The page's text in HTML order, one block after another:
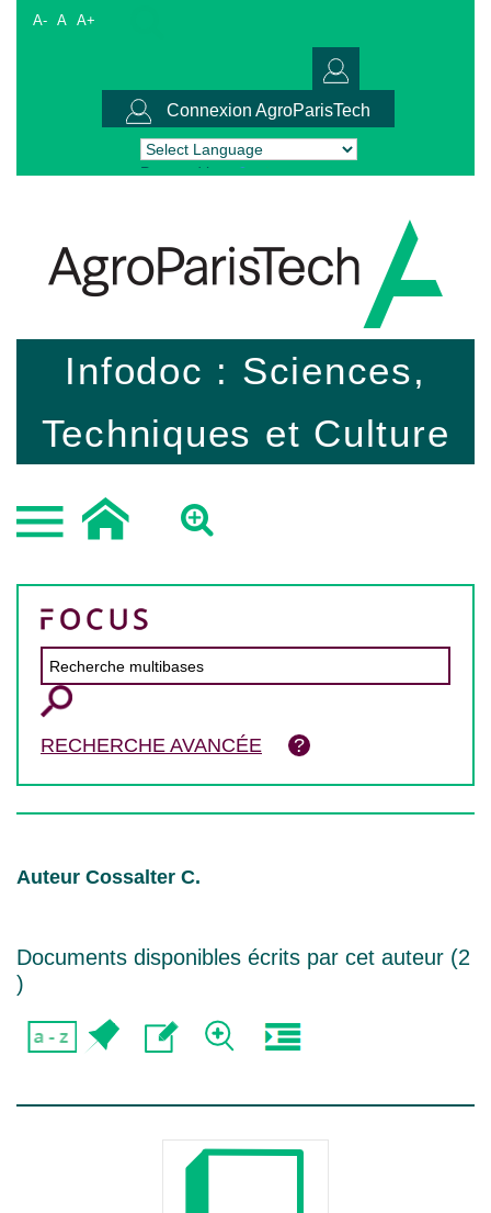
A- A A+
Connexion AgroParisTech
Powered by Translate
Infodoc : Sciences,
Techniques et Culture
RECHERCHE AVANCÉE
Auteur Cossalter C.
Documents disponibles écrits par cet auteur (2
)